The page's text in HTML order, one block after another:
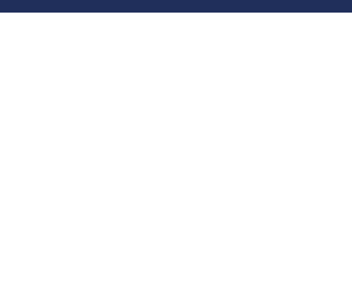
Saltar